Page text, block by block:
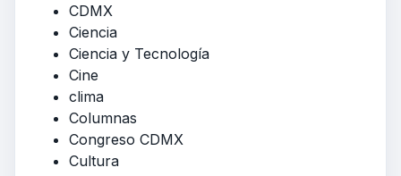
CDMX
Ciencia
Ciencia y Tecnología
Cine
clima
Columnas
Congreso CDMX
Cultura